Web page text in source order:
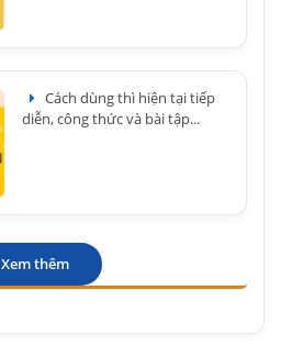
Cách dùng thì hiện tại tiếp
diễn, công thức và bài tập...
Xem thêm